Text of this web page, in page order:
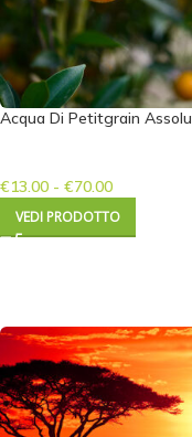
Acqua Di Petitgrain
€13.00 - €70.00
VEDI PRODOTTO